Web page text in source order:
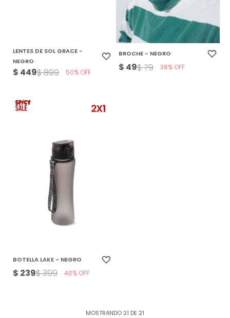
LENTES DE SOL GRACE -
NEGRO
$ 449$899 50
BROCHE - NEGRO
$ 49$79 38
BOTELLA LAKE - NEGRO
$ 239$399 40
MOSTRANDO 21 DE 21